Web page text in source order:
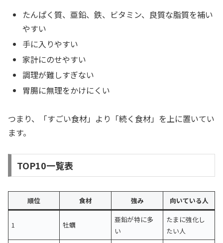
たんぱく質、亜鉛、鉄、ビタミン、良質な脂質を補い
やすい
手に入りやすい
家計にのせやすい
調理が難しすぎない
胃腸に無理をかけにくい
つまり、「すごい食材」より「続く食材」を上に置いてい
ます。
TOP10一覧表
順位 食材 強み 向いている人
1 牡蠣
亜鉛が特に多
い
たまに強化し
たい人